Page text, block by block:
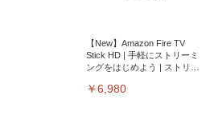
【New】Amazon Fire TV
Stick HD | 手軽にストリーミ
ングをはじめよう | ストリー
￥6,980